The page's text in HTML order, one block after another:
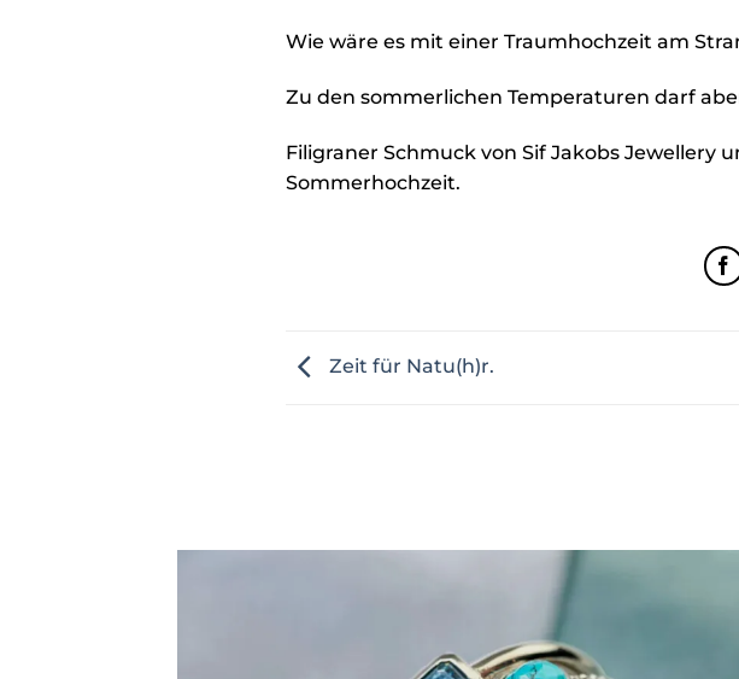
Wie wäre es mit einer Traumhochzeit am
Zu den sommerlichen Temperaturen darf
Filigraner Schmuck von Sif Jakobs
Sommerhochzeit.
Zeit für Natu(h)r.